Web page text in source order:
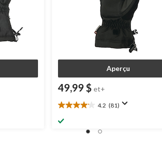
Aperçu
49,99 $ et+
4.2 (81)
4.2
étoile(s)